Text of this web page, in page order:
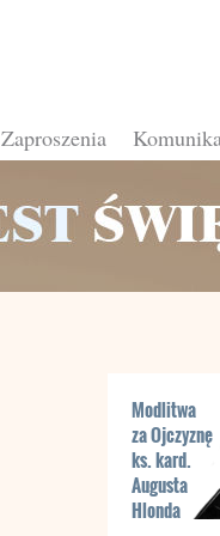
Zaproszenia
Modlitwa
za Ojczyznę
ks. kard.
Augusta
Hlonda